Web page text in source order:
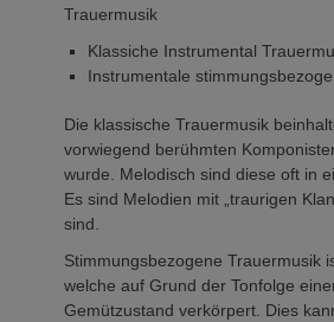
Trauermusik
Klassiche Instrumental
Instrumentale
Die klassische Trauermusik
vorwiegend berühmten
wurde. Melodisch sind diese oft in
Es sind Melodien mit „traurigen
sind.
Stimmungsbezogene Trauermusik
welche auf Grund der Tonfolge
Gemützustand verkörpert. Dies